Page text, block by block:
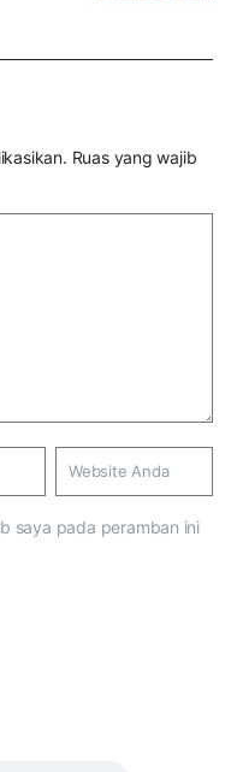
Ruas yang wajib
saya pada peramban ini